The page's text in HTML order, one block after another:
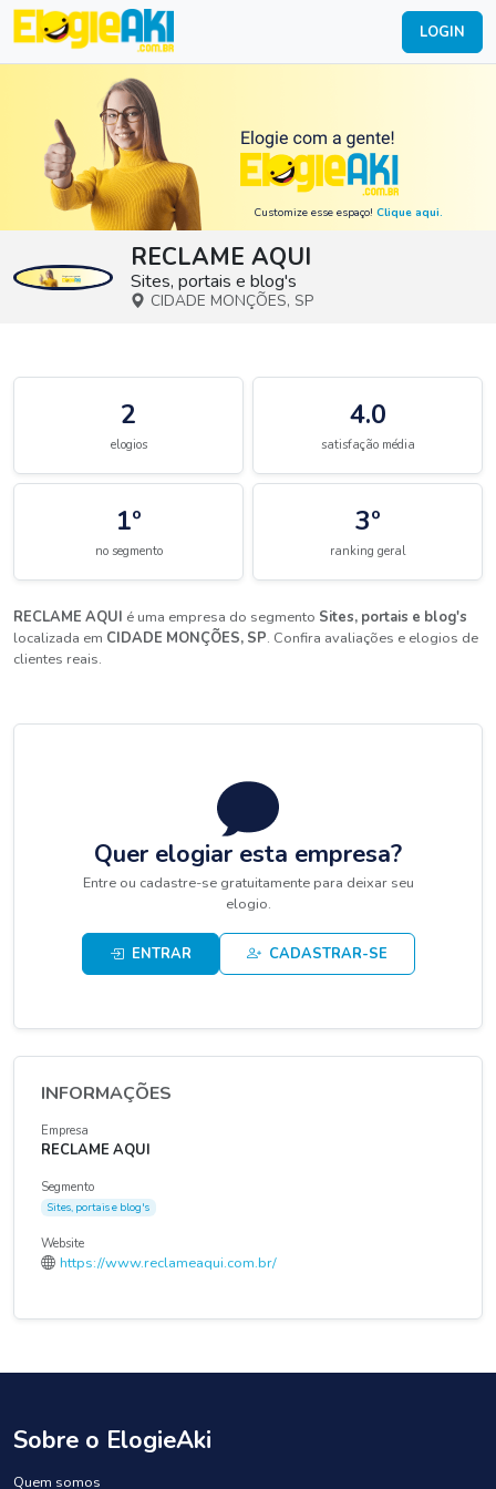
LOGIN
Customize esse espaço! Clique aqui.
RECLAME AQUI
Sites, portais e blog's
CIDADE MONÇÕES, SP
2
elogios
4.0
satisfação média
1º
no segmento
3º
ranking geral
RECLAME AQUI é uma empresa do segmento Sites, portais e blog's
localizada em CIDADE MONÇÕES, SP. Confira avaliações e elogios de
clientes reais.
Quer elogiar esta empresa?
Entre ou cadastre-se gratuitamente para deixar seu
elogio.
ENTRAR CADASTRAR-SE
INFORMAÇÕES
Empresa
RECLAME AQUI
Segmento
Sites, portais e blog's
Website
https://www.reclameaqui.com.br/
Sobre o ElogieAki
Quem somos